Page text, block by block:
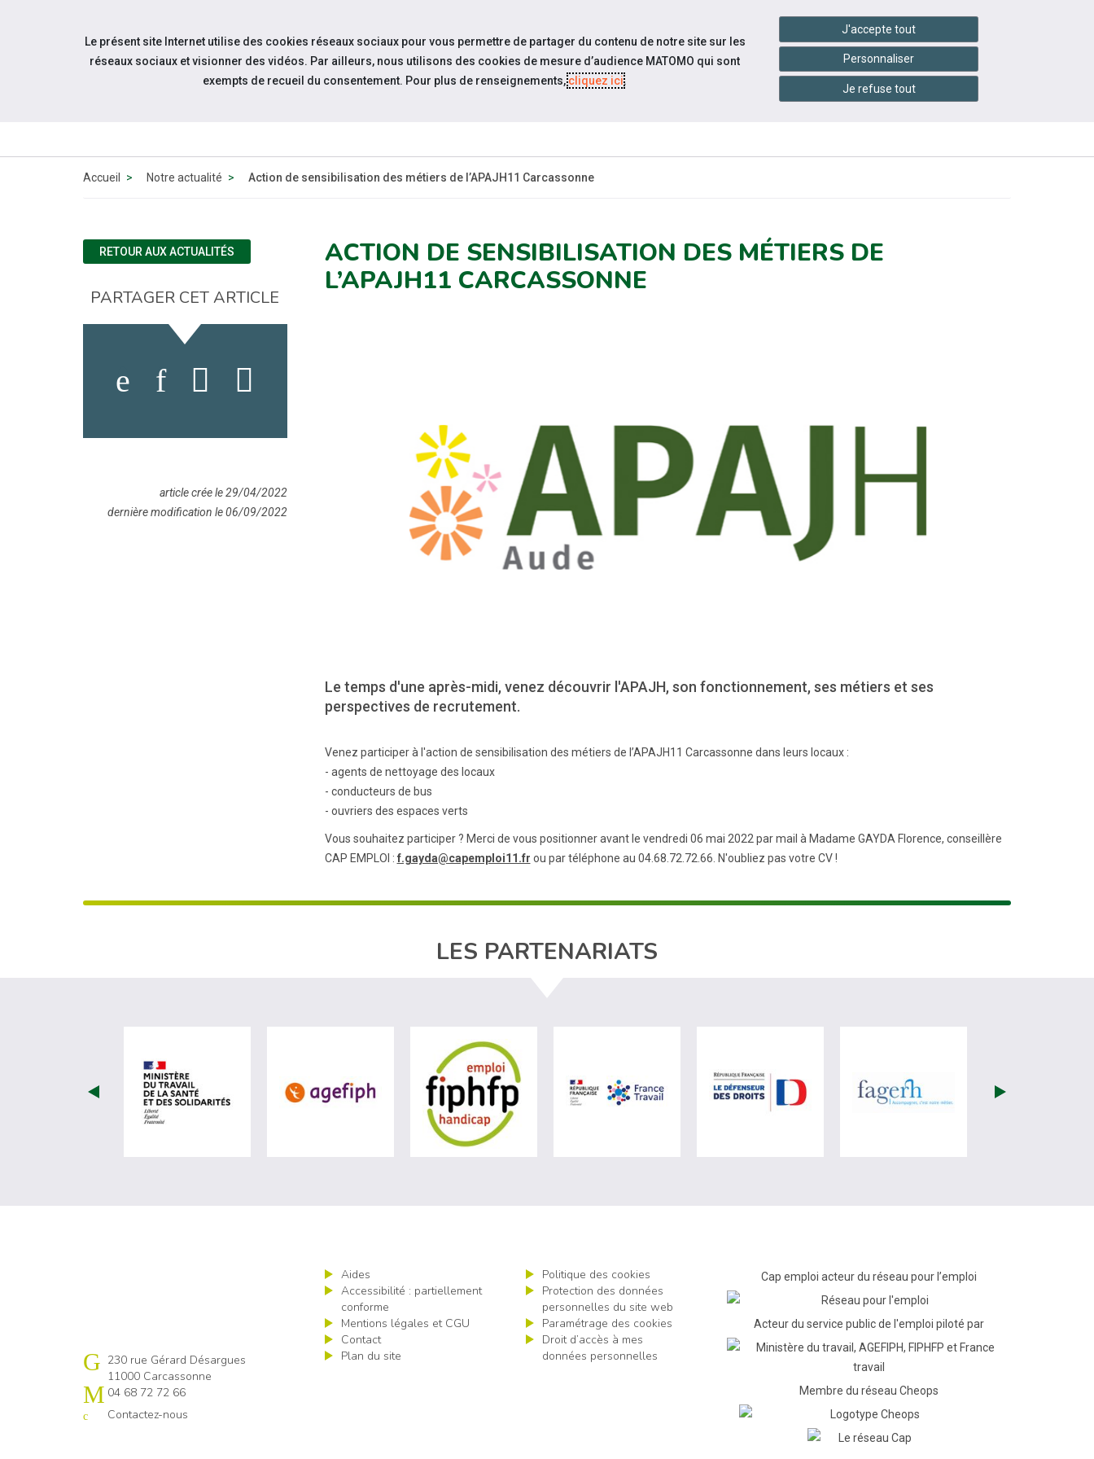
Aller au contenu
Accessibilité handshake Services en ligne
QUI
ESPACE
ESPACE
PRATIQUES
CONTACTEZ-
NOUS
ÉVÉNEMENTS
Accueil Notre actualité Action de sensibilisation des métiers de l’APAJH11 Carcassonne
ACTION DE SENSIBILISATION DES MÉTIERS DE
L’APAJH11 CARCASSONNE
Le temps d'une après-midi, venez découvrir l'APAJH, son fonctionnement, ses métiers et ses
perspectives de recrutement.
Venez participer à l'action de sensibilisation des métiers de l’APAJH11 Carcassonne dans leurs locaux :
- agents de nettoyage des locaux
- conducteurs de bus
- ouvriers des espaces verts
Vous souhaitez participer ? Merci de vous positionner avant le vendredi 06 mai 2022 par mail à Madame GAYDA Florence, conseillère
CAP EMPLOI : f.gayda@capemploi11.fr ou par téléphone au 04.68.72.72.66. N'oubliez pas votre CV !
RETOUR AUX ACTUALITÉS
PARTAGER CET ARTICLE
article crée le 29/04/2022
dernière modification le 06/09/2022
LES PARTENARIATS
visiter les site de Ministère du travail (nouvelle fenêtre)
visiter les site de Agefiph (nouvelle fenêtre)visiter les site de Fiphfp (nouvelle fenêtre)visiter les site de France Travail (nouvelle fenêtre)visiter les site de Défenseur des droits (nouvelle
visiter les site de Fagerh
Cap emploi 11
230 rue Gérard Désargues
11000 Carcassonne
04 68 72 72 66
Contactez-nous
Aides
Accessibilité : partiellement
conforme
Mentions légales et CGU
Contact
Plan du site
Politique des cookies
Protection des données
personnelles du site web
Paramétrage des cookies
Droit d’accès à mes
données personnelles
Cap emploi acteur du réseau pour l’emploi
Acteur du service public de l'emploi piloté par
Membre du réseau Cheops
Le présent site Internet utilise des cookies réseaux sociaux pour vous permettre de partager du contenu de notre site sur les
réseaux sociaux et visionner des vidéos. Par ailleurs, nous utilisons des cookies de mesure d’audience MATOMO qui sont
exempts de recueil du consentement. Pour plus de renseignements,cliquez ici.
J'accepte tout
Personnaliser
Je refuse tout